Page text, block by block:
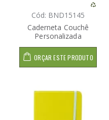
Cód: BND15145
Caderneta Couchê
Personalizada
ORÇAR ESTE PRODUTO